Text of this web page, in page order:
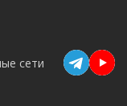
сети